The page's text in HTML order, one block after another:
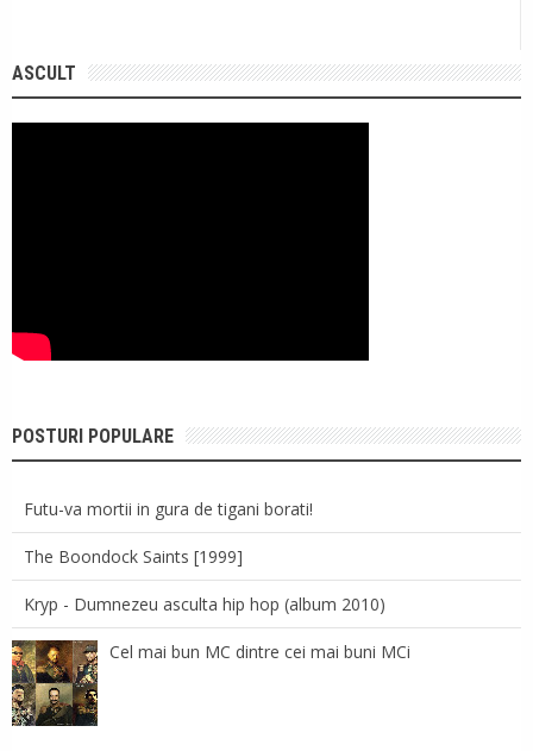
ASCULT
POSTURI POPULARE
Futu-va mortii in gura de tigani borati!
The Boondock Saints [1999]
Kryp - Dumnezeu asculta hip hop (album 2010)
Cel mai bun MC dintre cei mai buni MCi